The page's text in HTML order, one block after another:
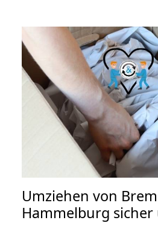
Umziehen von
Hammelburg sicher